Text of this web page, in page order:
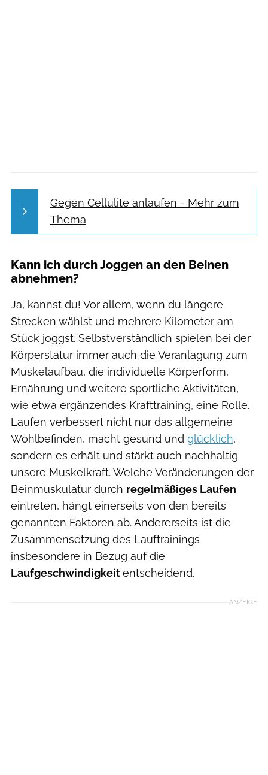
Gegen Cellulite anlaufen - Mehr zum
Thema
Kann ich durch Joggen an den Beinen
abnehmen?
Ja, kannst du! Vor allem, wenn du längere
Strecken wählst und mehrere Kilometer am
Stück joggst. Selbstverständlich spielen bei der
Körperstatur immer auch die Veranlagung zum
Muskelaufbau, die individuelle Körperform,
Ernährung und weitere sportliche Aktivitäten,
wie etwa ergänzendes Krafttraining, eine Rolle.
Laufen verbessert nicht nur das allgemeine
Wohlbefinden, macht gesund und glücklich,
sondern es erhält und stärkt auch nachhaltig
unsere Muskelkraft. Welche Veränderungen der
Beinmuskulatur durch regelmäßiges Laufen
eintreten, hängt einerseits von den bereits
genannten Faktoren ab. Andererseits ist die
Zusammensetzung des Lauftrainings
insbesondere in Bezug auf die
Laufgeschwindigkeitentscheidend.
ANZEIGE